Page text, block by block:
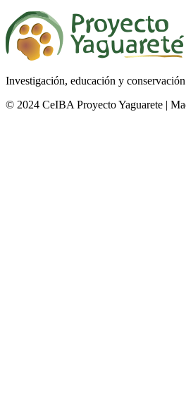
Investigación, educación y conservación
© 2024 CeIBA Proyecto Yaguarete |